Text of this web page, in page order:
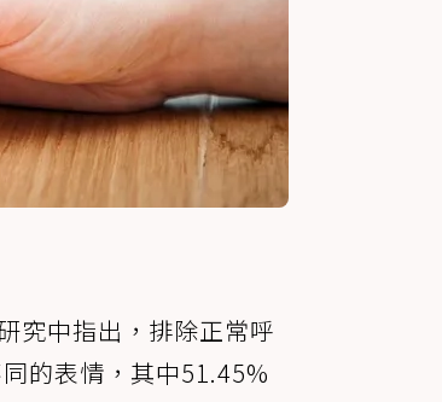
究中指出，排除正常呼
的表情，其中51.45%